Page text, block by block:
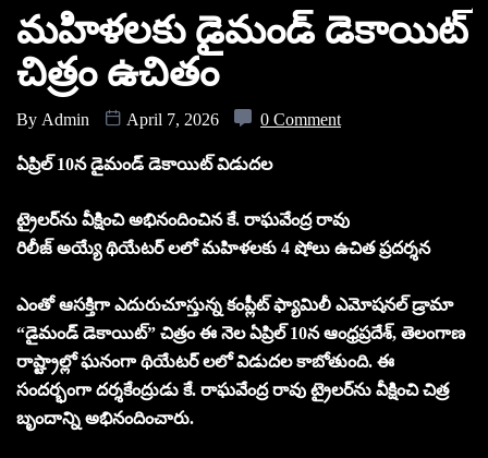
మహిళలకు డైమండ్ డెకాయిట్
చిత్రం ఉచితం
By Admin April 7, 2026 0 Comment
ఏప్రిల్‌ 10న డైమండ్ డెకాయిట్ విడుదల
ట్రైలర్‌ను వీక్షించి అభినందించిన కే. రాఘవేంద్ర రావు
రిలీజ్ అయ్యే థియేటర్ లలో మహిళలకు 4 షోలు ఉచిత ప్రదర్శన
ఎంతో ఆసక్తిగా ఎదురుచూస్తున్న కంప్లీట్ ఫ్యామిలీ ఎమోషనల్ డ్రామా
“డైమండ్ డెకాయిట్” చిత్రం ఈ నెల ఏప్రిల్‌ 10న ఆంధ్రప్రదేశ్, తెలంగాణ
రాష్ట్రాల్లో ఘనంగా థియేటర్ లలో విడుదల కాబోతుంది. ఈ
సందర్భంగా దర్శకేంద్రుడు కే. రాఘవేంద్ర రావు ట్రైలర్‌ను వీక్షించి చిత్ర
బృందాన్ని అభినందించారు.